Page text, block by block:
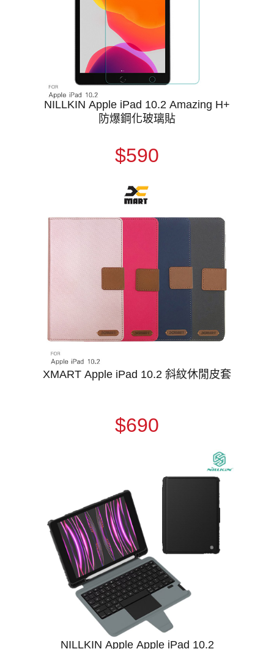
NILLKIN Apple iPad 10.2 Amazing H+
防爆鋼化玻璃貼
$590
XMART Apple iPad 10.2 斜紋休閒皮套
$690
NILLKIN Apple Apple iPad 10.2